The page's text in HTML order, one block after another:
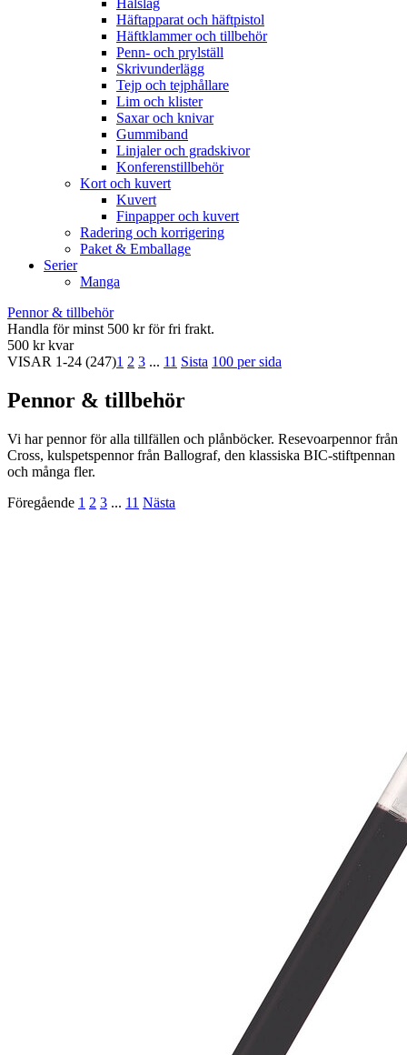
Hålslag
Häftapparat och häftpistol
Häftklammer och tillbehör
Penn- och prylställ
Skrivunderlägg
Tejp och tejphållare
Lim och klister
Saxar och knivar
Gummiband
Linjaler och gradskivor
Konferenstillbehör
Kort och kuvert
Kuvert
Finpapper och kuvert
Radering och korrigering
Paket & Emballage
Serier
Manga
Pennor & tillbehör
Handla för minst 500 kr för fri frakt.
500 kr kvar
VISAR 1-24 (247)1 2 3 ... 11 Sista 100 per sida
Pennor & tillbehör
Vi har pennor för alla tillfällen och plånböcker. Resevoarpennor från
Cross, kulspetspennor från Ballograf, den klassiska BIC-stiftpennan
och många fler.
Föregående 1 2 3 ... 11 Nästa